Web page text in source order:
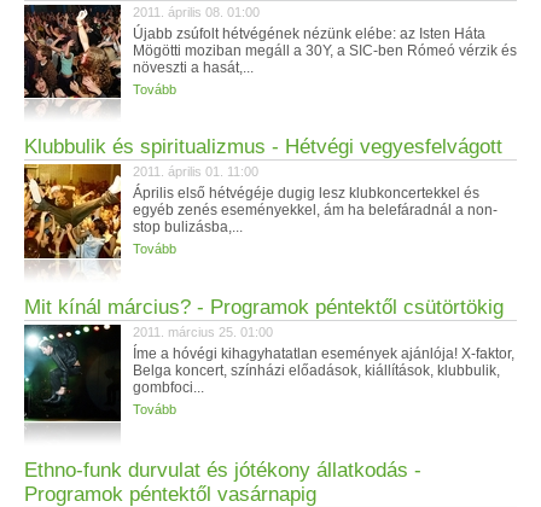
2011. április 08. 01:00
Újabb zsúfolt hétvégének nézünk elébe: az Isten Háta
Mögötti moziban megáll a 30Y, a SIC-ben Rómeó vérzik és
növeszti a hasát,...
Tovább
Klubbulik és spiritualizmus - Hétvégi vegyesfelvágott
2011. április 01. 11:00
Április első hétvégéje dugig lesz klubkoncertekkel és
egyéb zenés eseményekkel, ám ha belefáradnál a non-
stop bulizásba,...
Tovább
Mit kínál március? - Programok péntektől csütörtökig
2011. március 25. 01:00
Íme a hóvégi kihagyhatatlan események ajánlója! X-faktor,
Belga koncert, színházi előadások, kiállítások, klubbulik,
gombfoci...
Tovább
Ethno-funk durvulat és jótékony állatkodás -
Programok péntektől vasárnapig